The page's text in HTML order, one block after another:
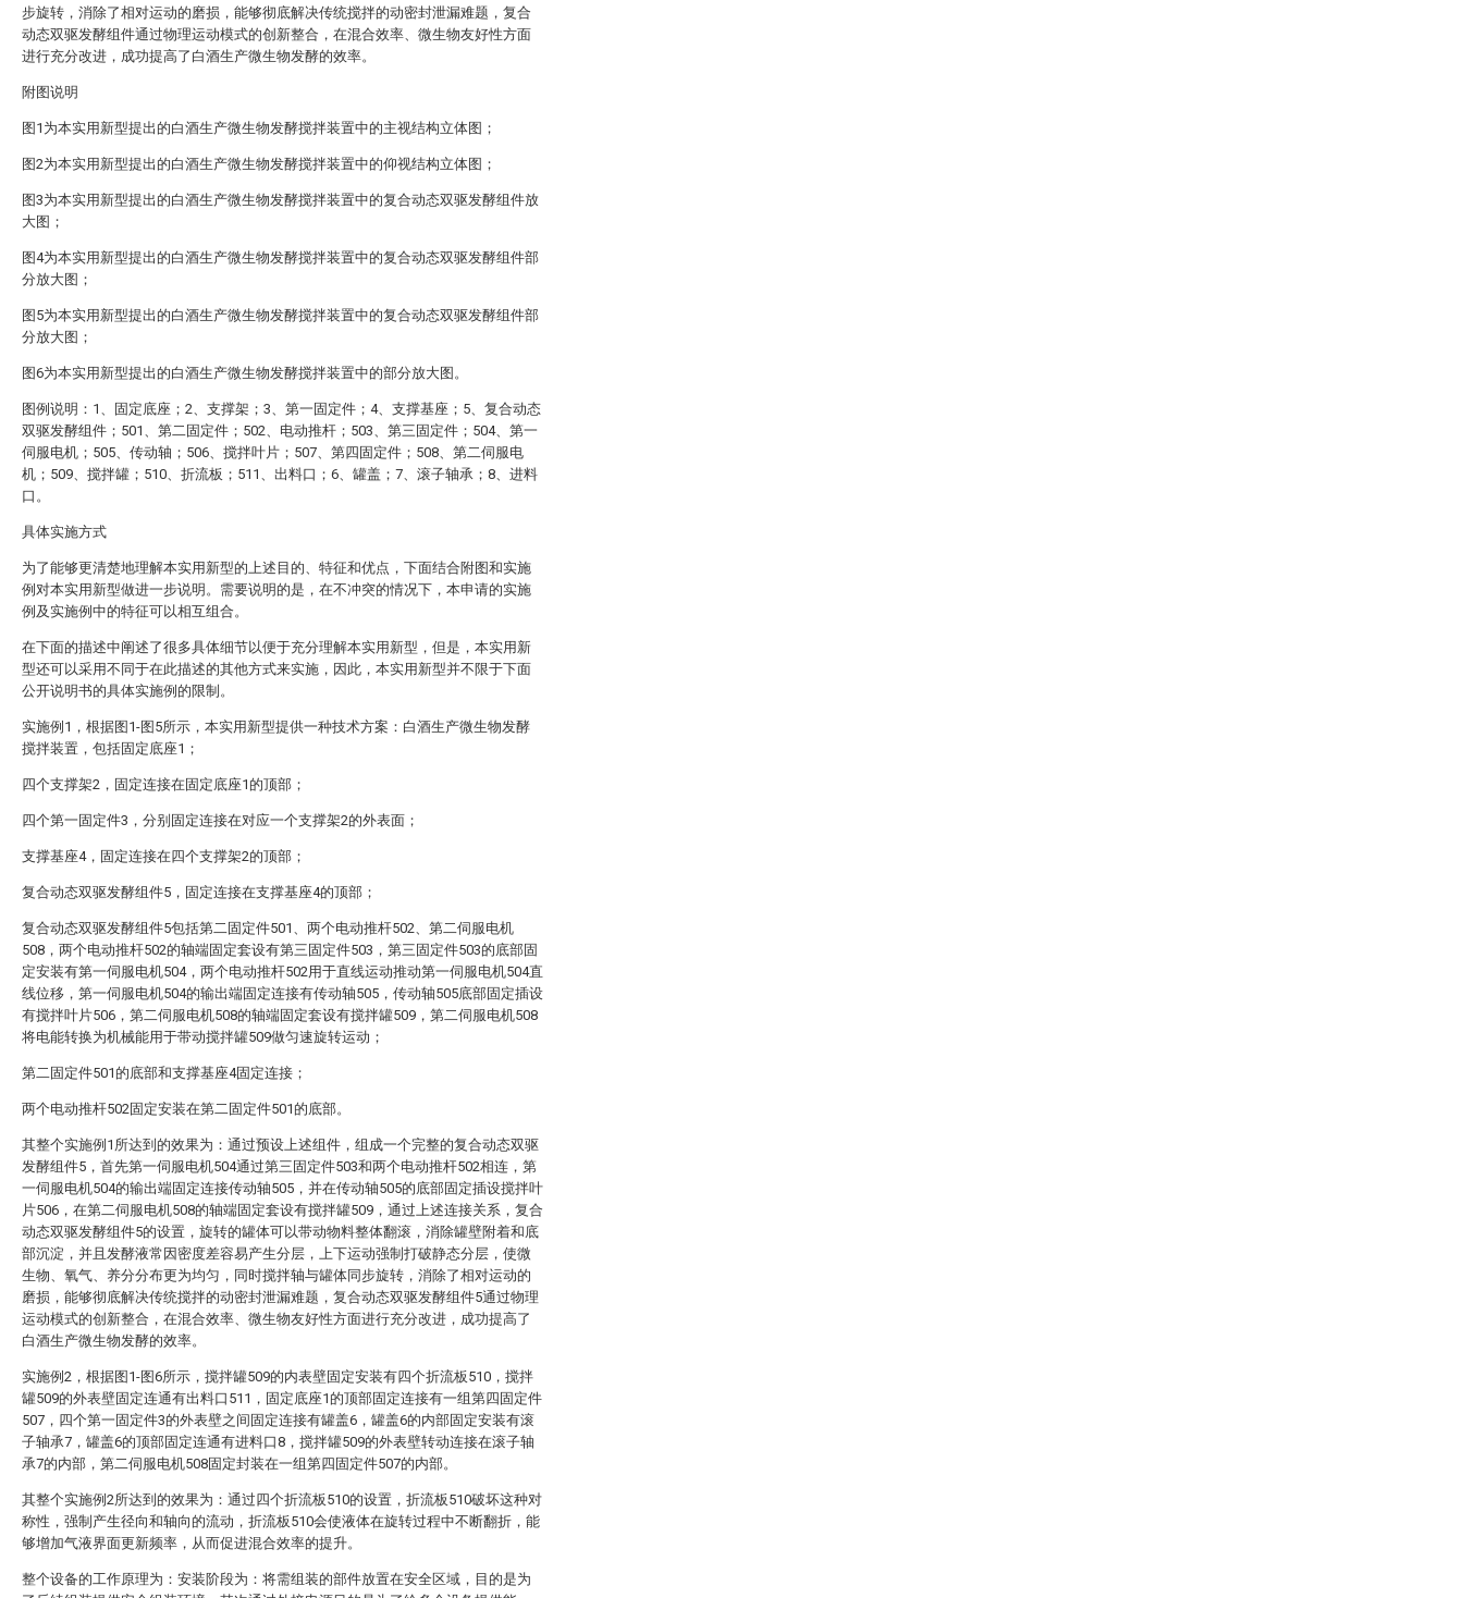
步旋转，消除了相对运动的磨损，能够彻底解决传统搅拌的动密封泄漏难题，复合
动态双驱发酵组件通过物理运动模式的创新整合，在混合效率、微生物友好性方面
进行充分改进，成功提高了白酒生产微生物发酵的效率‌。
附图说明
图1为本实用新型提出的白酒生产微生物发酵搅拌装置中的主视结构立体图；
图2为本实用新型提出的白酒生产微生物发酵搅拌装置中的仰视结构立体图；
图3为本实用新型提出的白酒生产微生物发酵搅拌装置中的复合动态双驱发酵组件放
大图；
图4为本实用新型提出的白酒生产微生物发酵搅拌装置中的复合动态双驱发酵组件部
分放大图；
图5为本实用新型提出的白酒生产微生物发酵搅拌装置中的复合动态双驱发酵组件部
分放大图；
图6为本实用新型提出的白酒生产微生物发酵搅拌装置中的部分放大图。
图例说明：1、固定底座；2、支撑架；3、第一固定件；4、支撑基座；5、复合动态
双驱发酵组件；501、第二固定件；502、电动推杆；503、第三固定件；504、第一
伺服电机；505、传动轴；506、搅拌叶片；507、第四固定件；508、第二伺服电
机；509、搅拌罐；510、折流板；511、出料口；6、罐盖；7、滚子轴承；8、进料
口。
具体实施方式
为了能够更清楚地理解本实用新型的上述目的、特征和优点，下面结合附图和实施
例对本实用新型做进一步说明。需要说明的是，在不冲突的情况下，本申请的实施
例及实施例中的特征可以相互组合。
在下面的描述中阐述了很多具体细节以便于充分理解本实用新型，但是，本实用新
型还可以采用不同于在此描述的其他方式来实施，因此，本实用新型并不限于下面
公开说明书的具体实施例的限制。
实施例1，根据图1-图5所示，本实用新型提供一种技术方案：白酒生产微生物发酵
搅拌装置，包括固定底座1；
‌四个支撑架2，固定连接在固定底座1的顶部；
四个第一固定件3，分别固定连接在对应一个支撑架2的外表面；
支撑基座4，固定连接在四个支撑架2的顶部；
复合动态双驱发酵组件5，固定连接在支撑基座4的顶部；
复合动态双驱发酵组件5包括第二固定件501、两个电动推杆502、第二伺服电机
508，两个电动推杆502的轴端固定套设有第三固定件503，第三固定件503的底部固
定安装有第一伺服电机504，两个电动推杆502用于直线运动推动第一伺服电机504直
线位移，第一伺服电机504的输出端固定连接有传动轴505，传动轴505底部固定插设
有搅拌叶片506，第二伺服电机508的轴端固定套设有搅拌罐509，第二伺服电机508
将电能转换为机械能用于带动搅拌罐509做匀速旋转运动；
第二固定件501的底部和支撑基座4固定连接；
两个电动推杆502固定安装在第二固定件501的底部。
其整个实施例1所达到的效果为：通过预设上述组件，组成一个完整的复合动态双驱
发酵组件5，首先第一伺服电机504通过第三固定件503和两个电动推杆502相连，第
一伺服电机504的输出端固定连接传动轴505，并在传动轴505的底部固定插设搅拌叶
片506，在第二伺服电机508的轴端固定套设有搅拌罐509，通过上述连接关系，复合
动态双驱发酵组件5的设置，旋转的罐体可以带动物料整体翻滚，消除罐壁附着和底
部沉淀，并且发酵液常因密度差容易产生分层，上下运动强制打破静态分层，使微
生物、氧气、养分分布更为均匀，同时搅拌轴与罐体同步旋转，消除了相对运动的
磨损，能够彻底解决传统搅拌的动密封泄漏难题，复合动态双驱发酵组件5通过物理
运动模式的创新整合，在混合效率、微生物友好性方面进行充分改进，成功提高了
白酒生产微生物发酵的效率。
实施例2，根据图1-图6所示，搅拌罐509的内表壁固定安装有四个折流板510，搅拌
罐509的外表壁固定连通有出料口511，固定底座1的顶部固定连接有一组第四固定件
507，四个第一固定件3的外表壁之间固定连接有罐盖6，罐盖6的内部固定安装有滚
子轴承7，罐盖6的顶部固定连通有进料口8，搅拌罐509的外表壁转动连接在滚子轴
承7的内部，第二伺服电机508固定封装在一组第四固定件507的内部。
其整个实施例2所达到的效果为：通过四个折流板510的设置，折流板510破坏这种对
称性，强制产生径向和轴向的流动，折流板510会使液体在旋转过程中不断翻折，能
够增加气液界面更新频率，从而促进混合效率的提升‌。
整个设备的工作原理为：安装阶段为：将需组装的部件放置在安全区域，目的是为